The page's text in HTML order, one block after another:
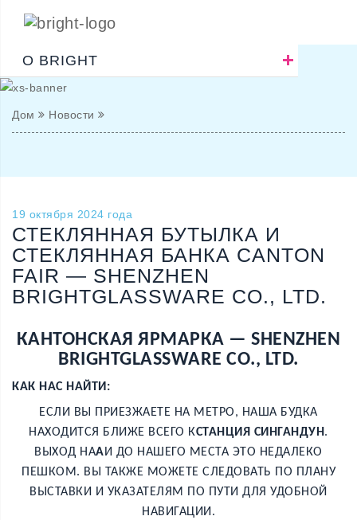
О BRIGHT
Дом Новости
19 октября 2024 года
СТЕКЛЯННАЯ БУТЫЛКА И
СТЕКЛЯННАЯ БАНКА CANTON
FAIR — SHENZHEN
BRIGHTGLASSWARE CO., LTD.
КАНТОНСКАЯ ЯРМАРКА — SHENZHEN
BRIGHTGLASSWARE CO., LTD.
КАК НАС НАЙТИ:
ЕСЛИ ВЫ ПРИЕЗЖАЕТЕ НА МЕТРО, НАША БУДКА
НАХОДИТСЯ БЛИЖЕ ВСЕГО КСТАНЦИЯ СИНГАНДУН.
ВЫХОД НАAИ ДО НАШЕГО МЕСТА ЭТО НЕДАЛЕКО
ПЕШКОМ. ВЫ ТАКЖЕ МОЖЕТЕ СЛЕДОВАТЬ ПО ПЛАНУ
ВЫСТАВКИ И УКАЗАТЕЛЯМ ПО ПУТИ ДЛЯ УДОБНОЙ
НАВИГАЦИИ.